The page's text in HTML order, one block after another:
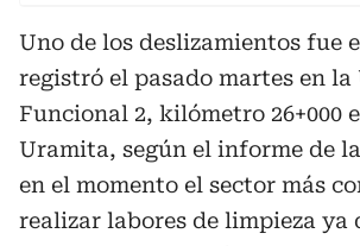
Uno de los deslizamientos fue
registró el pasado martes en la
Funcional 2, kilómetro 26+000
Uramita, según el informe de
en el momento el sector más
realizar labores de limpieza ya